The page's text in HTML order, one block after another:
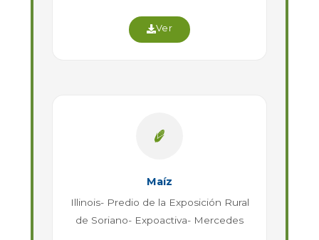
Ver
Maíz
Illinois- Predio de la Exposición Rural
de Soriano- Expoactiva- Mercedes